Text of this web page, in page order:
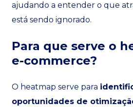
ajudando a entender o que
está sendo ignorado.
Para que serve o
e-commerce?
O heatmap serve para
oportunidades de